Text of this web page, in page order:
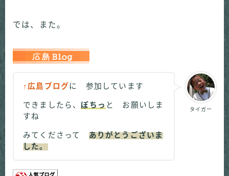
では、また。
タイガー
↑広島ブログに 参加しています
できましたら、 ぽちっ と お願いしま
すね
みてくださって ありがとうございま
した。